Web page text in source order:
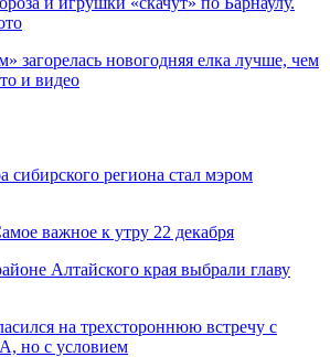
загорелась новогодняя елка лучше, чем
и видео
сибирского региона стал мэром
важное к утру 22 декабря
Алтайского края выбрали главу
на трехстороннюю встречу с
но с условием